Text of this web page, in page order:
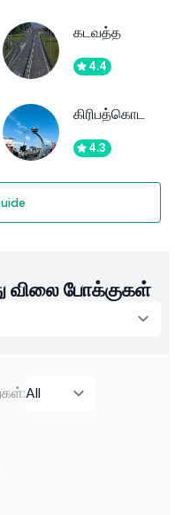
கடவத்த
4.4
கிரிபத்கொட
4.3
விலை போக்குகள்
: